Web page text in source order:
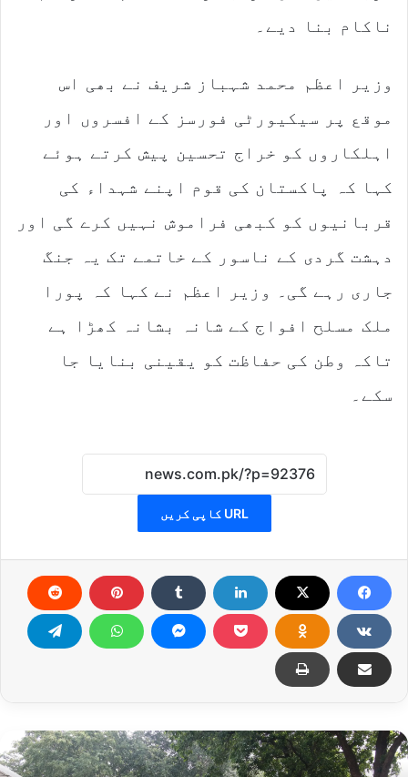
ناکام بنا دیے۔
وزیر اعظم محمد شہباز شریف نے بھی اس
موقع پر سیکیورٹی فورسز کے افسروں اور
اہلکاروں کو خراج تحسین پیش کرتے ہوئے
کہا کہ پاکستان کی قوم اپنے شہداء کی
قربانیوں کو کبھی فراموش نہیں کرے گی اور
دہشت گردی کے ناسور کے خاتمے تک یہ جنگ
جاری رہے گی۔ وزیر اعظم نے کہا کہ پورا
ملک مسلح افواج کے شانہ بشانہ کھڑا ہے
تاکہ وطن کی حفاظت کو یقینی بنایا جا
سکے۔
URL کاپی کریں